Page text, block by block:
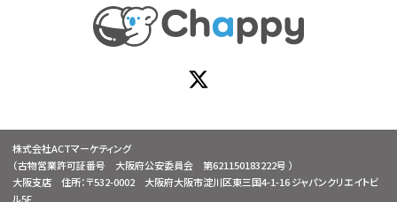
株式会社ACTマーケティング
（古物営業許可証番号 大阪府公安委員会 第621150183222号 ）
大阪支店 住所：〒532-0002 大阪府大阪市淀川区東三国4-1-16 ジャパンクリエイトビ
ル5F